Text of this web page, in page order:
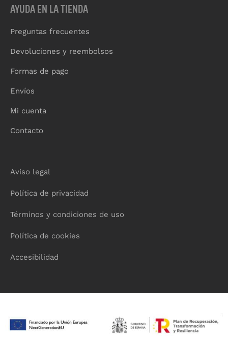
AYUDA EN LA TIENDA
Preguntas frecuentes
Devoluciones y reembolsos
Formas de pago
Envíos
Mi cuenta
Contacto
Aviso legal
Política de privacidad
Términos y condiciones de uso
Política de cookies
Accesibilidad